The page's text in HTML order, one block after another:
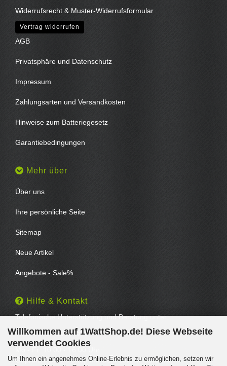
Willkommen auf 1WattShop.de! Diese Webseite
verwendet Cookies
Um Ihnen ein angenehmes Online-Erlebnis zu ermöglichen, setzen wir
Widerrufsrecht & Muster-Widerrufsformular
Vertrag widerrufen
AGB
Privatsphäre und Datenschutz
Impressum
Zahlungsarten und Versandkosten
Hinweise zum Batteriegesetz
Garantiebedingungen
Mehr über
Über uns
Ihre persönliche Seite
Sitemap
Neue Artikel
Angebote - Sale%
Hilfe & Kontakt
Telefonische Unterstützung und Beratung unter:
TEL: 0202 - 29994539
Geprüfter Online Shop mit Geld-zurück-Garantie.